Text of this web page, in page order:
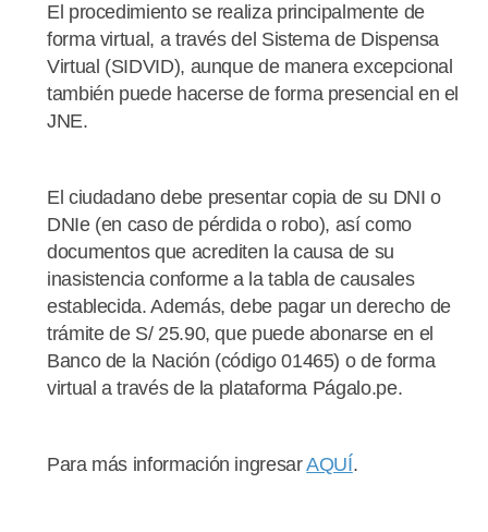
El procedimiento se realiza principalmente de
forma virtual, a través del Sistema de Dispensa
Virtual (SIDVID), aunque de manera excepcional
también puede hacerse de forma presencial en el
JNE.
El ciudadano debe presentar copia de su DNI o
DNIe (en caso de pérdida o robo), así como
documentos que acrediten la causa de su
inasistencia conforme a la tabla de causales
establecida. Además, debe pagar un derecho de
trámite de S/ 25.90, que puede abonarse en el
Banco de la Nación (código 01465) o de forma
virtual a través de la plataforma Págalo.pe.
Para más información ingresarAQUÍ.